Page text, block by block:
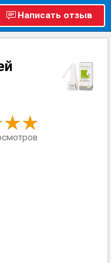
Написать отзыв